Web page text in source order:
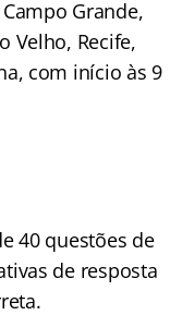
Grande,
Velho, Recife,
com início às 9
40 questões de
de resposta